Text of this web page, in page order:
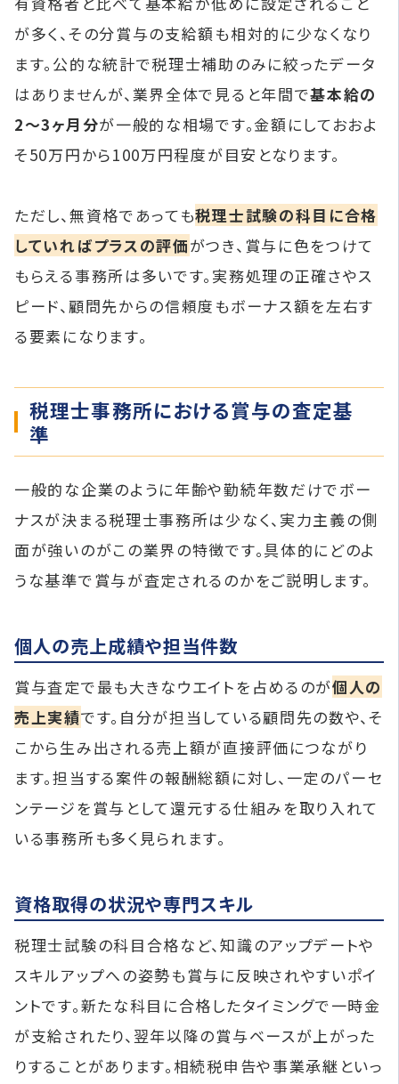
が多く、その分賞与の支給額も相対的に少なくなり
ます。公的な統計で税理士補助のみに絞ったデータ
はありませんが、業界全体で見ると年間で基本給の
2〜3ヶ月分が一般的な相場です。金額にしておおよ
そ50万円から100万円程度が目安となります。
ただし、無資格であっても税理士試験の科目に合格
していればプラスの評価がつき、賞与に色をつけて
もらえる事務所は多いです。実務処理の正確さやス
ピード、顧問先からの信頼度もボーナス額を左右す
る要素になります。
税理士事務所における賞与の査定基
準
一般的な企業のように年齢や勤続年数だけでボー
ナスが決まる税理士事務所は少なく、実力主義の側
面が強いのがこの業界の特徴です。具体的にどのよ
うな基準で賞与が査定されるのかをご説明します。
個人の売上成績や担当件数
賞与査定で最も大きなウエイトを占めるのが個人の
売上実績です。自分が担当している顧問先の数や、そ
こから生み出される売上額が直接評価につながり
ます。担当する案件の報酬総額に対し、一定のパーセ
ンテージを賞与として還元する仕組みを取り入れて
いる事務所も多く見られます。
資格取得の状況や専門スキル
税理士試験の科目合格など、知識のアップデートや
スキルアップへの姿勢も賞与に反映されやすいポイ
ントです。新たな科目に合格したタイミングで一時金
が支給されたり、翌年以降の賞与ベースが上がった
りすることがあります。相続税申告や事業承継といっ